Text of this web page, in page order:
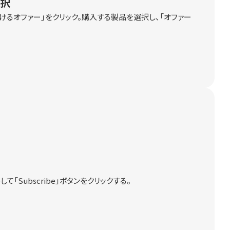
オファー」をクリック。購入する製品を選択し、「オファー
「Subscribe」ボタンをクリックする。